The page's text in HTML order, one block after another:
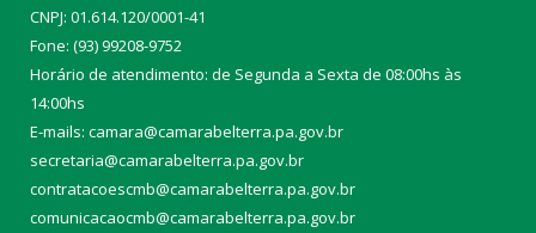
CNPJ: 01.614.120/0001-41
Fone: (93) 99208-9752
Horário de atendimento: de Segunda a Sexta de 08:00hs às
14:00hs
E-mails: camara@camarabelterra.pa.gov.br
secretaria@camarabelterra.pa.gov.br
contratacoescmb@camarabelterra.pa.gov.br
comunicacaocmb@camarabelterra.pa.gov.br